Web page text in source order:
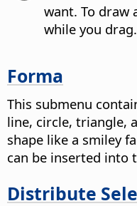
want. To draw
while you drag.
Forma
This submenu
line, circle, triangle,
shape like a smiley
can be inserted into
Distribute